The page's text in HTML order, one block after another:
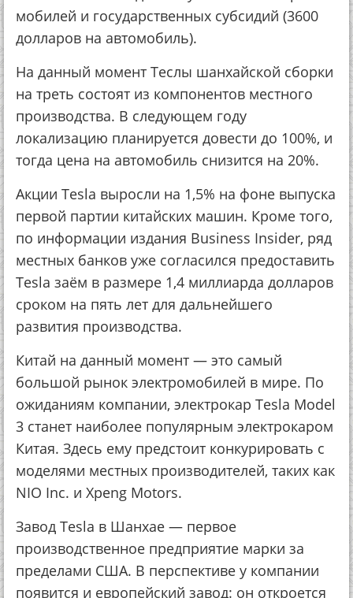
мобилей и государ­ственных субсидий (3600
долларов на автомобиль).
На данный момент Теслы шанхайской сборки
на треть состоят из компонентов местного
производ­ства. В следующем году
локализацию плани­руется довести до 100%, и
тогда цена на автомобиль снизится на 20%.
Акции Tesla выросли на 1,5% на фоне выпуска
первой партии китайских машин. Кроме того,
по информации издания Business Insider, ряд
местных банков уже согласился предоставить
Tesla заём в размере 1,4 миллиарда долларов
сроком на пять лет для дальнейшего
развития производства.
Китай на данный момент — это самый
большой рынок электромобилей в мире. По
ожиданиям компании, электрокар Tesla Model
3 станет наиболее популярным электрокаром
Китая. Здесь ему предстоит конкури­ровать с
моделями местных произво­дителей, таких как
NIO Inc. и Xpeng Motors.
Завод Tesla в Шанхае — первое
производственное предприятие марки за
пределами США. В перспективе у компании
появится и европейский завод: он откроется